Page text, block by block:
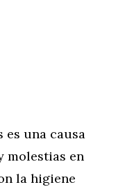
es una causa
molestias en
la higiene